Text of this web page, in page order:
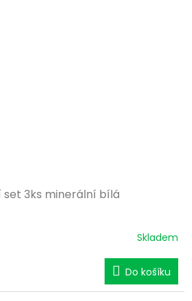
set 3ks minerální bílá
Skladem
Do košíku